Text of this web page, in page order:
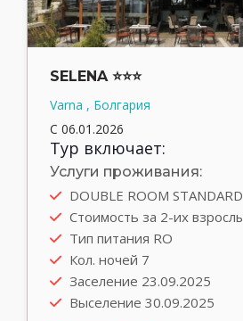
SELENA ⭐⭐⭐
Varna , Болгария
С 06.01.2026
Тур включает:
Услуги проживания:
DOUBLE ROOM STANDARD
Стоимость за 2-их
Тип питания RO
Кол. ночей 7
Заселение 23.09.2025
Выселение 30.09.2025
Выезд туда 22.09.2025